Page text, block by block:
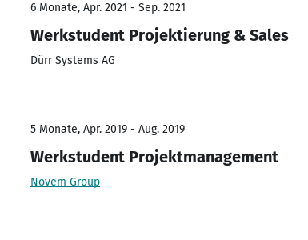
6 Monate, Apr. 2021 - Sep. 2021
Werkstudent Projektierung & Sales
Dürr Systems AG
5 Monate, Apr. 2019 - Aug. 2019
Werkstudent Projektmanagement
Novem Group